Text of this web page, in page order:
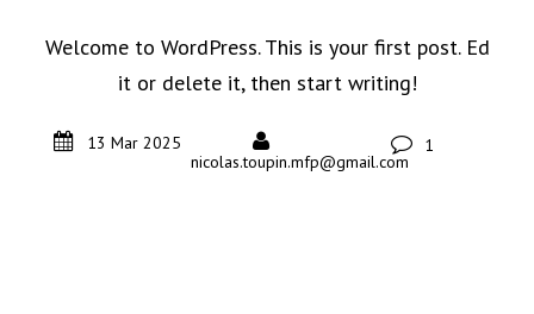
Welcome to WordPress. This is your first post. Ed
it or delete it, then start writing!
13 Mar 2025
nicolas.toupin.mfp@gmail.com
1